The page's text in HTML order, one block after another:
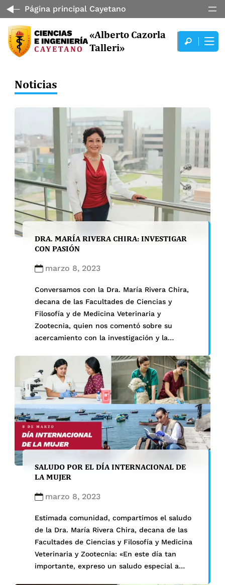
Página principal Cayetano
«Alberto Cazorla
Talleri»
Noticias
DRA. MARÍA RIVERA CHIRA: INVESTIGAR
CON PASIÓN
marzo 8, 2023
Conversamos con la Dra. María Rivera Chira,
decana de las Facultades de Ciencias y
Filosofía y de Medicina Veterinaria y
Zootecnia, quien nos comentó sobre su
acercamiento con la investigación y la
además, dio un mensaje por el Día
Internacional de la Mujer. Investigación como
parte de la vida La etapa […]
SALUDO POR EL DÍA INTERNACIONAL DE
LA MUJER
marzo 8, 2023
Estimada comunidad, compartimos el saludo
de la Dra. María Rivera Chira, decana de las
Facultades de Ciencias y Filosofía y Medicina
Veterinaria y Zootecnia: «En este día tan
importante, expreso un saludo especial a